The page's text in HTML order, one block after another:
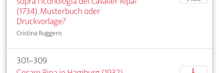
(1734). Musterbuch oder
Druckvorlage?
Cristina Ruggero
301–309